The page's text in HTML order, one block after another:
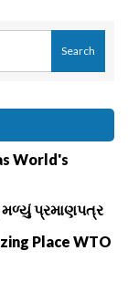
World's
મળ્યું પ્રમાણપત્ર
Place WTO